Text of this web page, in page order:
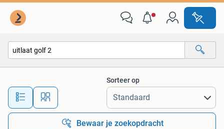
Alle afstanden…
Sorteer op
Bewaar je zoekopdracht